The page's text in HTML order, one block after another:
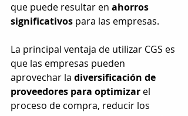
que puede resultar en ahorros
significativos para las empresas.
La principal ventaja de utilizar CGS es
que las empresas pueden
aprovechar la diversificación de
proveedores para optimizar el
proceso de compra, reducir los